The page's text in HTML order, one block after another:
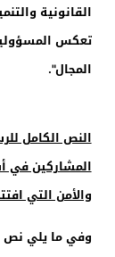
القانونية
تعكس
المجال".
النص الكامل
المشاركين في
والأمن التي
وفي ما يلي نص